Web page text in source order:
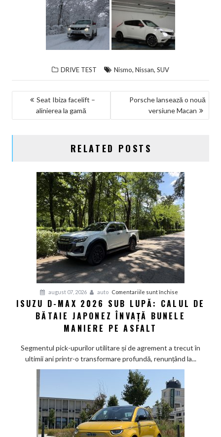
DRIVE TEST Nismo, Nissan, SUV
NAVIGARE
Seat Ibiza facelift –
alinierea la gamă
Porsche lansează o nouă
versiune Macan
RELATED POSTS
august 07, 2026 auto Comentariile sunt închise
D-
sub
lupă:
de
bătaie
japonez
învață
bunele
maniere
ISUZU D-MAX 2026 SUB LUPĂ: CALUL DE
BĂTAIE JAPONEZ ÎNVAȚĂ BUNELE
MANIERE PE ASFALT
Segmentul pick-upurilor utilitare și de agrement a trecut în
ultimii ani printr-o transformare profundă, renunțând la...